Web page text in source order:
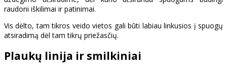
raudoni iškilimai ir patinimai.
Vis dėlto, tam tikros veido vietos gali būti labiau linkusios į spuogų
atsiradimą dėl tam tikrų priežasčių.
Plaukų linija ir smilkiniai